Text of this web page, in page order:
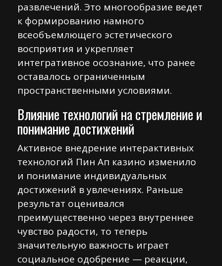
развлечений. Это многообразие ведет
к формированию намного
всеобъемлющего эстетического
восприятия и укрепляет
интегративное осознание, что ранее
оставалось ограниченным
пространственными условиями.
Влияние технологий на стремление и
понимание достижений
Активное внедрение интерактивных
технологий Пин Ап казино изменило
и понимание индивидуальных
достижений в увлечениях. Раньше
результат оценивался
преимущественно через внутреннее
чувство радости, то теперь
значительную важность играет
социальное одобрение — реакции,